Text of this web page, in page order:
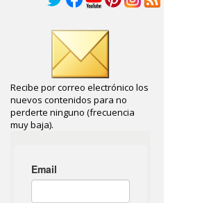
Recibe por correo electrónico los
nuevos contenidos para no
perderte ninguno (frecuencia
muy baja).